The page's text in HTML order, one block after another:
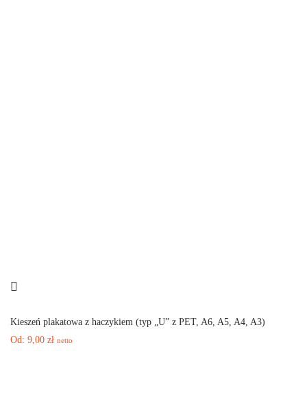
Kieszeń plakatowa z haczykiem (typ „U” z PET, A6, A5, A4, A3)
Od: 9,00 zł netto